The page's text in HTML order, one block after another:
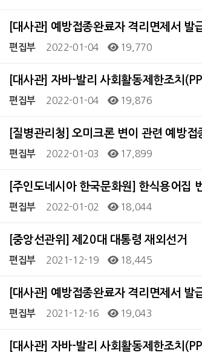
[대사관] 예방접종완료자 격리면제서 발
편집부 2022-01-04 19,770
[대사관] 자바-발리 사회활동제한조치
편집부 2022-01-04 19,876
[질병관리청] 오미크론 변이 관련 예방
편집부 2022-01-03 17,899
[주인도네시아 한국문화원] 한식용어집
편집부 2022-01-02 18,044
[중앙선관위] 제20대 대통령 재외선거
편집부 2021-12-19 18,445
[대사관] 예방접종완료자 격리면제서
편집부 2021-12-16 19,043
[대사관] 자바-발리 사회활동제한조치